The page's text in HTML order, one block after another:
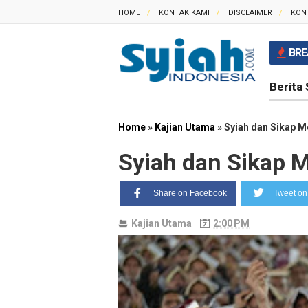
HOME KONTAK KAMI DISCLAIMER
Berita
Home» Kajian Utama »Syiah dan Sikap
Syiah dan Sikap
Share on Facebook Tweet
Kajian Utama 2:00 PM